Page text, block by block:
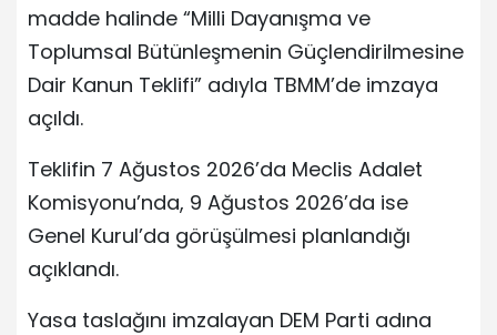
madde halinde “Milli Dayanışma ve
Toplumsal Bütünleşmenin Güçlendirilmesine
Dair Kanun Teklifi” adıyla TBMM’de imzaya
açıldı.
Teklifin 7 Ağustos 2026’da Meclis Adalet
Komisyonu’nda, 9 Ağustos 2026’da ise
Genel Kurul’da görüşülmesi planlandığı
açıklandı.
Yasa taslağını imzalayan DEM Parti adına